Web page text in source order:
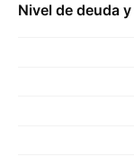
Nivel de deuda y